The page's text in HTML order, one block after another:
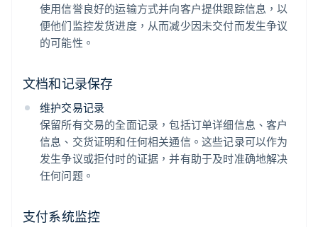
使用信誉良好的运输方式并向客户提供跟踪信息，以
便他们监控发货进度，从而减少因未交付而发生争议
的可能性。
文档和记录保存
维护交易记录
保留所有交易的全面记录，包括订单详细信息、客户
信息、交货证明和任何相关通信。这些记录可以作为
发生争议或拒付时的证据，并有助于及时准确地解决
任何问题。
支付系统监控